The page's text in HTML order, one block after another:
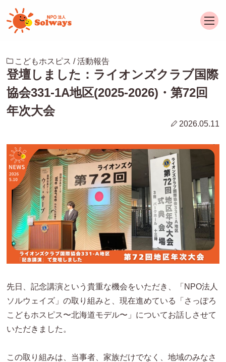
こどもホスピス / 活動報告
登壇しました：ライオンズクラブ国際
協会331-1A地区(2025-2026)・第72回
年次大会
2026.05.11
先日、記念講演という貴重な機会をいただき、「NPO法人
ソルウェイズ」の取り組みと、現在進めている「さっぽろ
こどもホスピス〜北海道モデル〜」についてお話しさせて
いただきました。
この取り組みは、当事者、家族だけでなく、地域のみなさ